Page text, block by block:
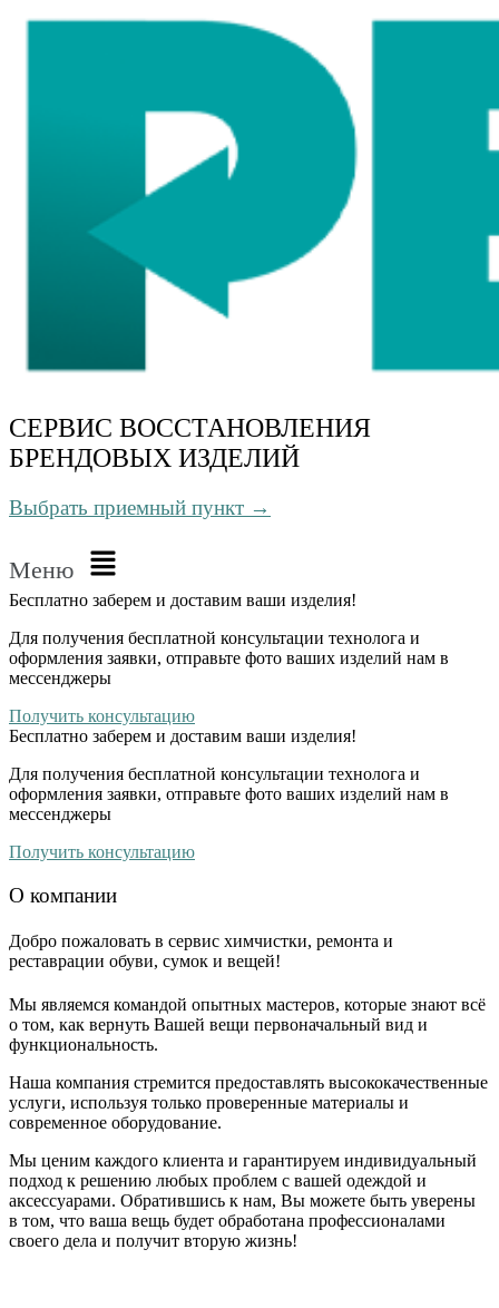
СЕРВИС ВОССТАНОВЛЕНИЯ
БРЕНДОВЫХ ИЗДЕЛИЙ
Выбрать приемный пункт →
Меню
Бесплатно заберем и доставим ваши изделия!
Для получения бесплатной консультации технолога и
оформления заявки, отправьте фото ваших изделий нам в
мессенджеры
Получить консультацию
Бесплатно заберем и доставим ваши изделия!
Для получения бесплатной консультации технолога и
оформления заявки, отправьте фото ваших изделий нам в
мессенджеры
Получить консультацию
О компании
Добро пожаловать в сервис химчистки, ремонта и
реставрации обуви, сумок и вещей!
Мы являемся командой опытных мастеров, которые знают всё
о том, как вернуть Вашей вещи первоначальный вид и
функциональность.
Наша компания стремится предоставлять высококачественные
услуги, используя только проверенные материалы и
современное оборудование.
Мы ценим каждого клиента и гарантируем индивидуальный
подход к решению любых проблем с вашей одеждой и
аксессуарами. Обратившись к нам, Вы можете быть уверены
в том, что ваша вещь будет обработана профессионалами
своего дела и получит вторую жизнь!